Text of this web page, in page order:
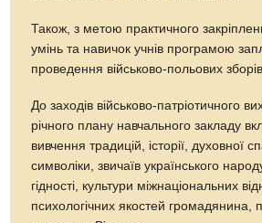
Також, з метою практичного
умінь та навичок учнів програмою
проведення військово-польових зборів.
До заходів військово-патріотичного
річного плану навчального закладу
вивчення традицій, історії, духовної
символіки, звичаїв українського
гідності, культури міжнаціональних
психологічних якостей громадянина,